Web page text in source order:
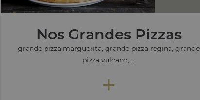
Nos Grandes Pizzas
grande pizza marguerita, grande pizza regina, grande
pizza vulcano, ...
+